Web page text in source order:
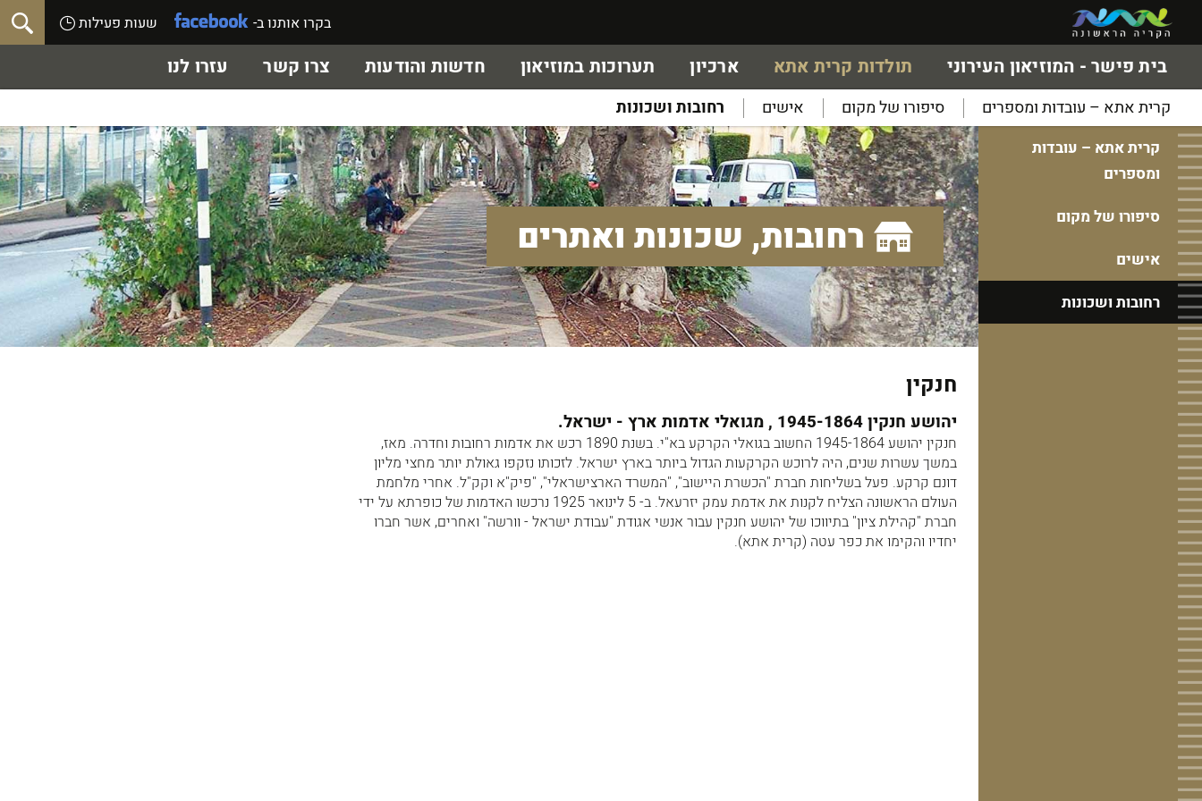
בקרו אותנו ב- שעות פעילות
בית פישר - המוזיאון העירוני תולדות קרית אתא
קרית אתא – עובדות ומספרים סיפורו של מקום אישים רחובות ושכונות
ארכיון תערוכות במוזיאון חדשות והודעות צרו קשר עזרו לנו
קרית אתא – עובדות
ומספרים
סיפורו של מקום
אישים
רחובות ושכונות
רחובות, שכונות ואתרים
חנקין
יהושע חנקין 1945-1864 , מגואלי אדמות ארץ - ישראל.
חנקין יהושע 1945-1864 החשוב בגואלי הקרקע בא"י. בשנת 1890 רכש את אדמות רחובות וחדרה. מאז,
במשך עשרות שנים, היה לרוכש הקרקעות הגדול ביותר בארץ ישראל. לזכותו נזקפו גאולת יותר מחצי מליון
דונם קרקע. פעל בשליחות חברת "הכשרת היישוב", "המשרד הארצישראלי", "פיק"א וקק"ל. אחרי מלחמת
העולם הראשונה הצליח לקנות את אדמת עמק יזרעאל. ב- 5 לינואר 1925 נרכשו האדמות של כופרתא על ידי
חברת "קהילת ציון" בתיווכו של יהושע חנקין עבור אנשי אגודת "עבודת ישראל - וורשה" ואחרים, אשר חברו
יחדיו והקימו את כפר עטה (קרית אתא).